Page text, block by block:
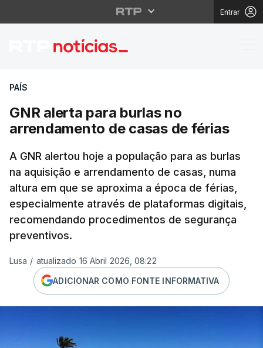
Entrar
GNR alerta para
PAÍS
GNR alerta para burlas no
arrendamento de casas de férias
A GNR alertou hoje a população para as burlas
na aquisição e arrendamento de casas, numa
altura em que se aproxima a época de férias,
especialmente através de plataformas digitais,
recomendando procedimentos de segurança
preventivos.
Lusa / atualizado 16 Abril 2026, 08:22
ADICIONAR COMO FONTE INFORMATIVA